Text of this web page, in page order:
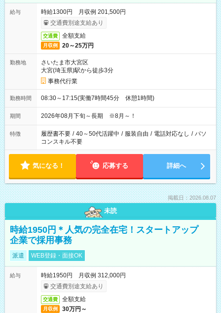
給与
時給1300円 月収例 201,500円
交通費別途支給あり
交通費 全額支給
月収例 20～25万円
勤務地
さいたま市大宮区
大宮(埼玉県)駅から徒歩3分
事務代行業
勤務時間 08:30～17:15(実働7時間45分 休憩1時間)
期間 2026年08月下旬～長期 ※8月～！
特徴 履歴書不要 / 40～50代活躍中 / 服装自由 / 電話対応なし / パソ
コンスキル不要
気になる！ 応募する 詳細へ
掲載日：2026.08.07
未読
時給1950円＊人気の完全在宅！スタートアップ
企業で採用事務
派遣 WEB登録・面接OK
給与
時給1950円 月収例 312,000円
交通費別途支給あり
交通費 全額支給
月収例 30万円～